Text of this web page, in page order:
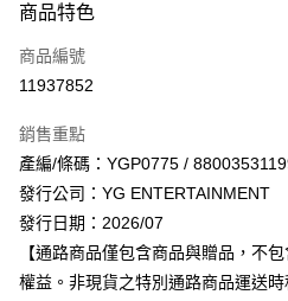
信用卡一次付款
超商取貨付款
Apple Pay
街口支付
悠遊付
AFTEE先享後付
商品特色
商品編號
11937852
銷售重點
產編/條碼：YGP0775 /
發行公司：YG ENTERTAINMENT
發行日期：2026/07
【通路商品僅包含商品與贈品，不
權益。非現貨之特別通路商品運送